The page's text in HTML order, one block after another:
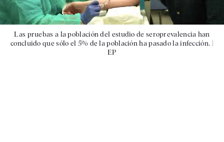
Las pruebas a la población del estudio de seroprevalencia han
concluido que sólo el 5% de la población ha pasado la infección. |
EP